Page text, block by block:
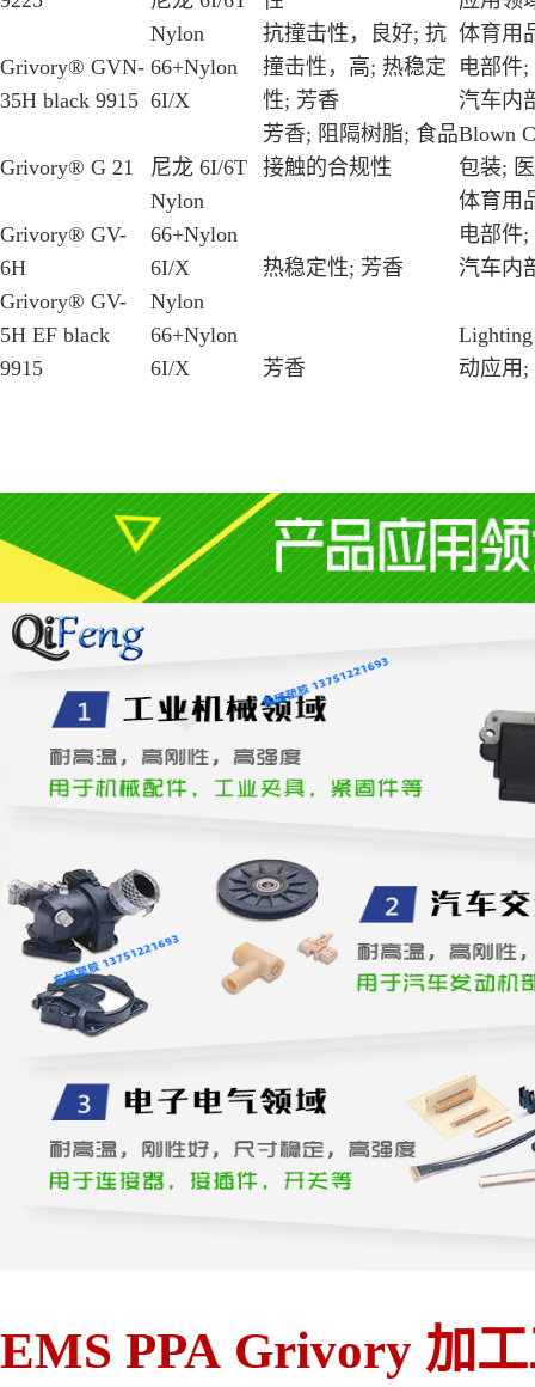
Grivory® GVN-
35H black 9915
Nylon
66+Nylon
6I/X
抗撞击性，良好; 抗
撞击性，高; 热稳定
性; 芳香
体育用
电部件
汽车内
Grivory® G 21 尼龙 6I/6T
芳香; 阻隔树脂; 食品
接触的合规性
Blown
包装;
Grivory® GV-
6H
Nylon
66+Nylon
6I/X
热稳定性; 芳香
体育用
电部件
汽车内
Grivory® GV-
5H EF black
9915
Nylon
66+Nylon
6I/X
芳香
动应用
EMS PPA Grivory 加